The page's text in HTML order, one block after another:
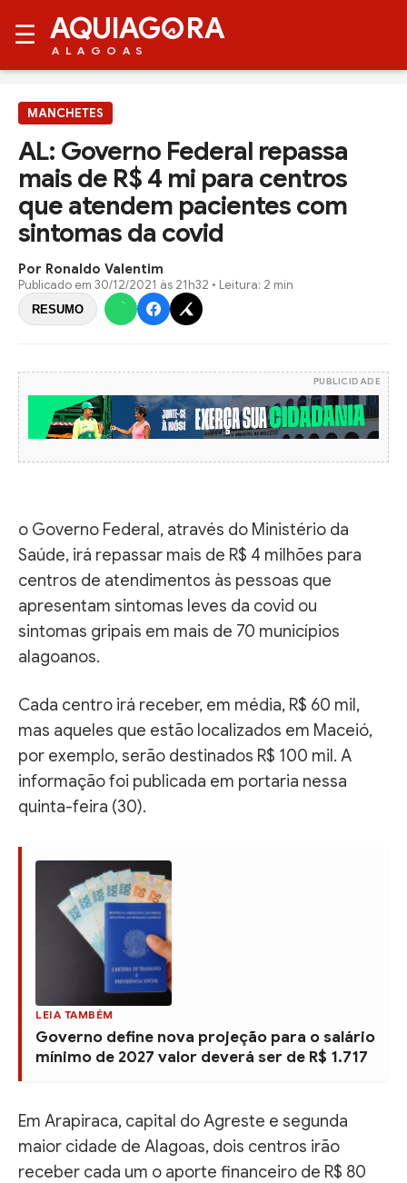
☰ AQUIAG RA
ALAGOAS
MANCHETES
AL: Governo Federal repassa
mais de R$ 4 mi para centros
que atendem pacientes com
sintomas da covid
Por Ronaldo Valentim
Publicado em 30/12/2021 às 21h32 • Leitura: 2 min
RESUMO
PUBLICIDADE
o Governo Federal, através do Ministério da
Saúde, irá repassar mais de R$ 4 milhões para
centros de atendimentos às pessoas que
apresentam sintomas leves da covid ou
sintomas gripais em mais de 70 municípios
alagoanos.
Cada centro irá receber, em média, R$ 60 mil,
mas aqueles que estão localizados em Maceió,
por exemplo, serão destinados R$ 100 mil. A
informação foi publicada em portaria nessa
quinta-feira (30).
LEIA TAMBÉM
Governo define nova projeção para o salário
mínimo de 2027 valor deverá ser de R$ 1.717
Em Arapiraca, capital do Agreste e segunda
maior cidade de Alagoas, dois centros irão
receber cada um o aporte financeiro de R$ 80